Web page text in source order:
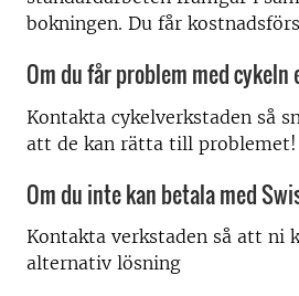
bokningen. Du får
Om du får problem med
Kontakta cykelverkstaden så
att de kan rätta till problemet!
Om du inte kan betala med
Kontakta verkstaden så att ni
alternativ lösning